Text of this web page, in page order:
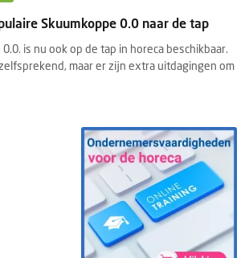
Skuumkoppe 0.0 naar de tap
is nu ook op de tap in horeca beschikbaar.
maar er zijn extra uitdagingen om